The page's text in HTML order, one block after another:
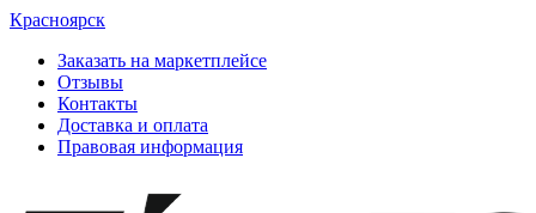
Красноярск
Заказать на маркетплейсе
Отзывы
Контакты
Доставка и оплата
Правовая информация